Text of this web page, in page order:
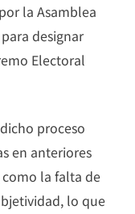
la Asamblea
designar
Electoral
proceso
en anteriores
la falta de
lo que